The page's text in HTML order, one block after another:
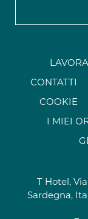
CONTATTI
COOKIE
I MIEI
T Hotel,
Sardegna,